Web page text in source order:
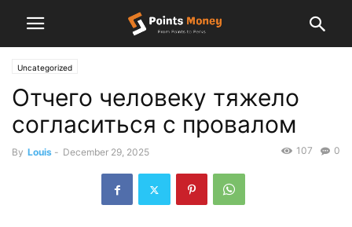
Uncategorized
Отчего человеку тяжело
согласиться с провалом
By Louis - December 29, 2025 0
107